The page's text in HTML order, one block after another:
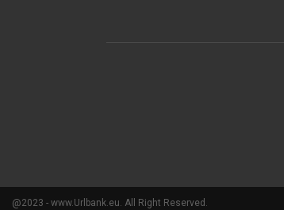
@2023 - www.Urlbank.eu. All Right Reserved.